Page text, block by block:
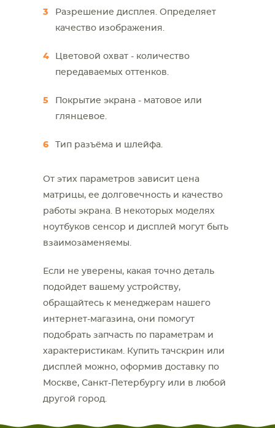
Разрешение дисплея. Определяет
качество изображения.
Цветовой охват - количество
передаваемых оттенков.
Покрытие экрана - матовое или
глянцевое.
Тип разъёма и шлейфа.
От этих параметров зависит цена
матрицы, ее долговечность и качество
работы экрана. В некоторых моделях
ноутбуков сенсор и дисплей могут быть
взаимозаменяемы.
Если не уверены, какая точно деталь
подойдет вашему устройству,
обращайтесь к менеджерам нашего
интернет-магазина, они помогут
подобрать запчасть по параметрам и
характеристикам. Купить тачскрин или
дисплей можно, оформив доставку по
Москве, Санкт-Петербургу или в любой
другой город.